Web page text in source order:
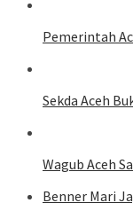
Pemerintah
Sekda Aceh
Wagub Aceh
Benner Mari